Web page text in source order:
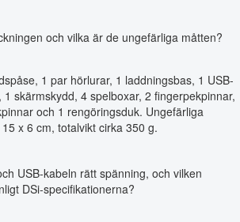
och vilka är de ungefärliga måtten?
1 par hörlurar, 1 laddningsbas, 1 USB-
skärmskydd, 4 spelboxar, 2 fingerpekpinnar,
och 1 rengöringsduk. Ungefärliga
x 6 cm, totalvikt cirka 350 g.
USB-kabeln rätt spänning, och vilken
DSi-specifikationerna?